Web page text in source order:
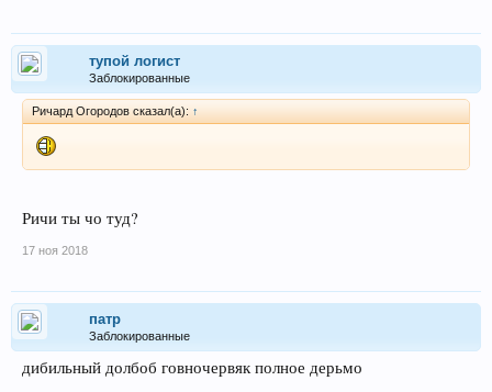
тупой логист
Заблокированные
Ричард Огородов сказал(а): ↑
Ричи ты чо туд?
17 ноя 2018
патр
Заблокированные
дибильный долбоб говночервяк полное дерьмо